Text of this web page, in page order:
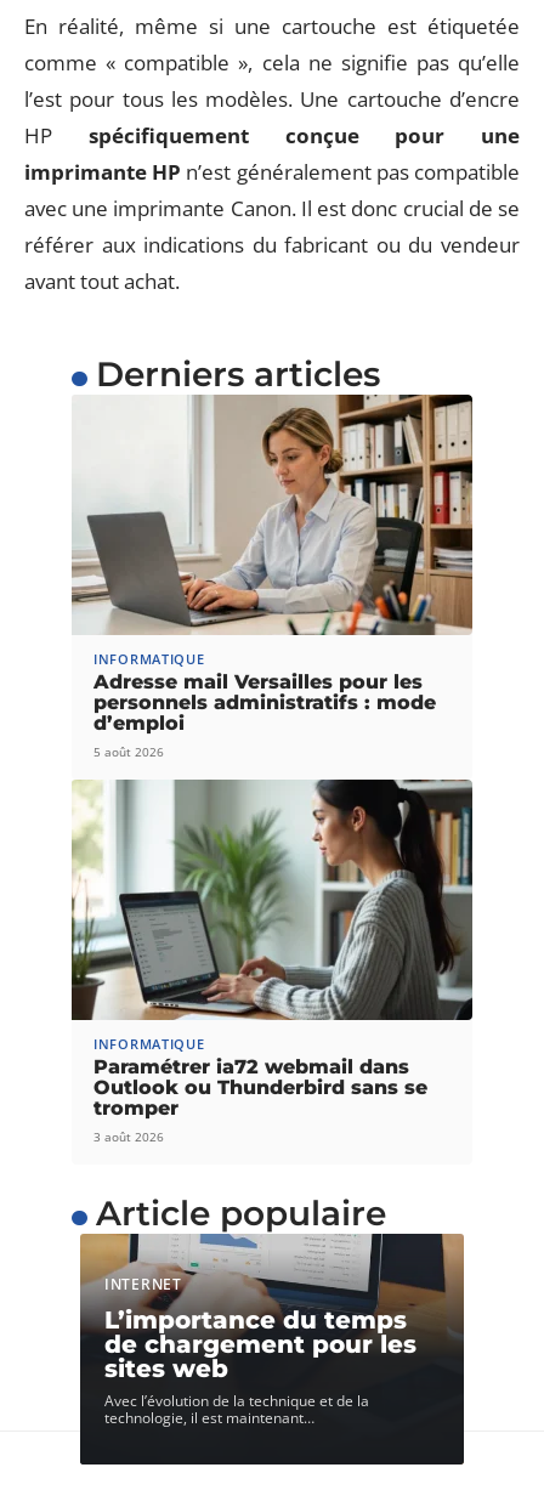
En réalité, même si une cartouche est étiquetée
comme « compatible », cela ne signifie pas qu’elle
l’est pour tous les modèles. Une cartouche d’encre
HP spécifiquement conçue pour une
imprimante HP n’est généralement pas compatible
avec une imprimante Canon. Il est donc crucial de se
référer aux indications du fabricant ou du vendeur
avant tout achat.
Derniers articles
INFORMATIQUE
Adresse mail Versailles pour les
personnels administratifs : mode
d’emploi
5 août 2026
INFORMATIQUE
Paramétrer ia72 webmail dans
Outlook ou Thunderbird sans se
tromper
3 août 2026
Article populaire
INTERNET
L’importance du temps
de chargement pour les
sites web
Avec l’évolution de la technique et de la
technologie, il est maintenant…